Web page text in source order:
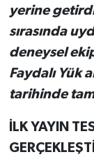
yerine
sırasında
deneysel
Faydalı Yük
tarihinde
İLK YAYIN